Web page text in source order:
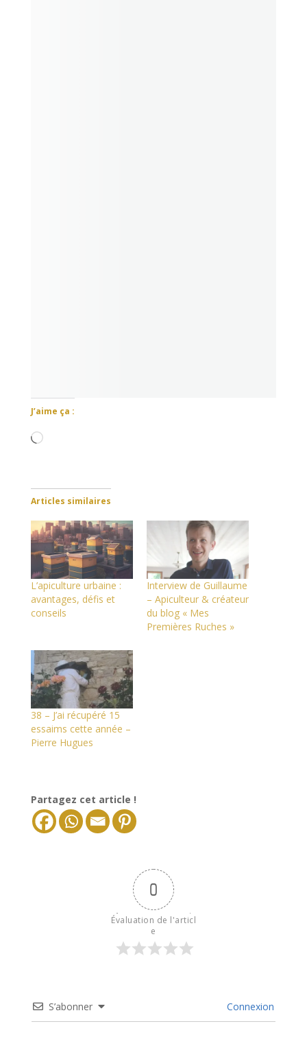
J’aime ça :
Chargement…
Articles similaires
L’apiculture urbaine :
avantages, défis et
conseils
Interview de Guillaume
– Apiculteur & créateur
du blog « Mes
Premières Ruches »
38 – J’ai récupéré 15
essaims cette année –
Pierre Hugues
Partagez cet article !
0
Évaluation de l'articl
e
S’abonner Connexion